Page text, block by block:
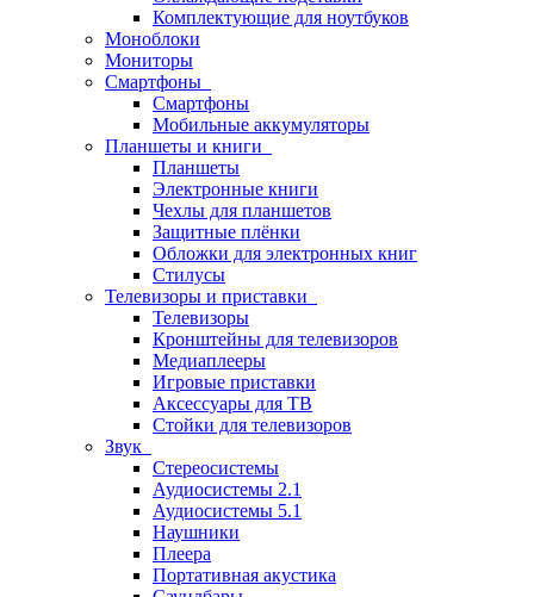
Комплектующие для ноутбуков
Моноблоки
Мониторы
Смартфоны
Смартфоны
Мобильные аккумуляторы
Планшеты и книги
Планшеты
Электронные книги
Чехлы для планшетов
Защитные плёнки
Обложки для электронных книг
Стилусы
Телевизоры и приставки
Телевизоры
Кронштейны для телевизоров
Медиаплееры
Игровые приставки
Аксессуары для ТВ
Стойки для телевизоров
Звук
Стереосистемы
Аудиосистемы 2.1
Аудиосистемы 5.1
Наушники
Плеера
Портативная акустика